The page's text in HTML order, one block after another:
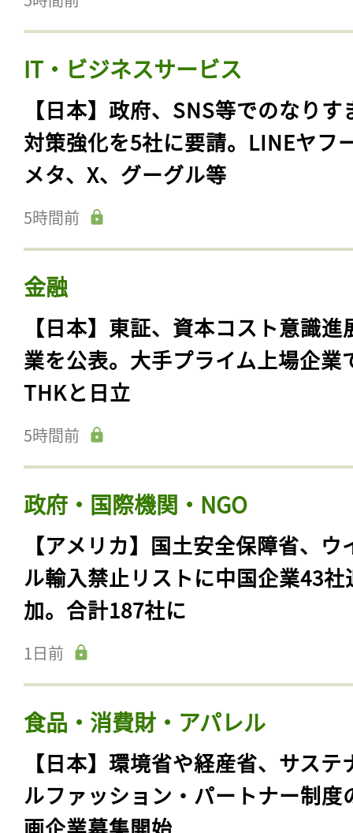
IT・ビジネスサービス
【日本】政府、SNS等でのなりす
対策強化を5社に要請。LINEヤフ
メタ、X、グーグル等
5時間前
金融
【日本】東証、資本コスト意識進
業を公表。大手プライム上場企業
THKと日立
5時間前
政府・国際機関・NGO
【アメリカ】国土安全保障省、ウ
ル輸入禁止リストに中国企業43社
加。合計187社に
1日前
食品・消費財・アパレル
【日本】環境省や経産省、サステ
ルファッション・パートナー制度
画企業募集開始